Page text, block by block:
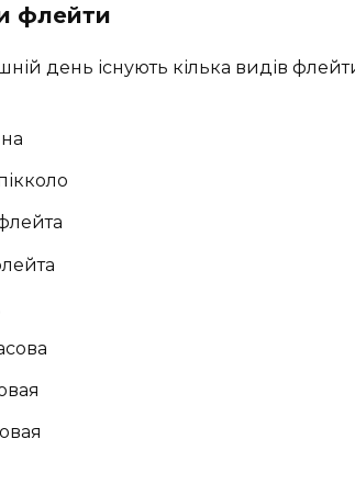
флейти
день існують кілька видів